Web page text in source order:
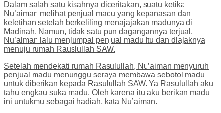
Dalam salah satu kisahnya diceritakan, suatu ketika
Nu’aiman melihat penjual madu yang kepanasan dan
keletihan setelah berkeliling menajajakan madunya di
Madinah. Namun, tidak satu pun dagangannya terjual.
Nu’aiman lalu menjumpai penjual madu itu dan diajaknya
menuju rumah Rauslullah SAW.
Setelah mendekati rumah Rasulullah, Nu’aiman menyuruh
penjual madu menunggu seraya membawa sebotol madu
untuk diberikan kepada Rasulullah SAW. Ya Rasulullah aku
tahu engkau suka madu. Oleh karena itu aku berikan madu
ini untukmu sebagai hadiah, kata Nu’aiman.